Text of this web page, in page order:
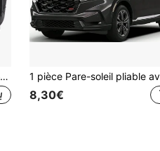
Nouveau parapluie de téléphone portable, pare-soleil pour téléphone, bouclier solaire pour téléphones portables, pare-soleil pour téléphone, support de téléphone anti-reflet
8,30€